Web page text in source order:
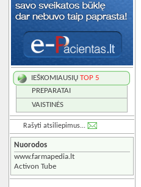
IEŠKOMIAUSIŲ TOP 5
PREPARATAI
VAISTINĖS
Rašyti atsiliepimus...
Nuorodos
www.farmapedia.lt
Activon Tube